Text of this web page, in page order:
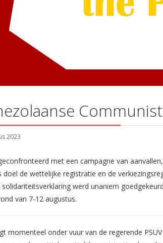
2023
met een campagne van
doel de wettelijke registratie en de
werd unaniem
van 7-12 augustus.
momenteel onder vuur van de regerende